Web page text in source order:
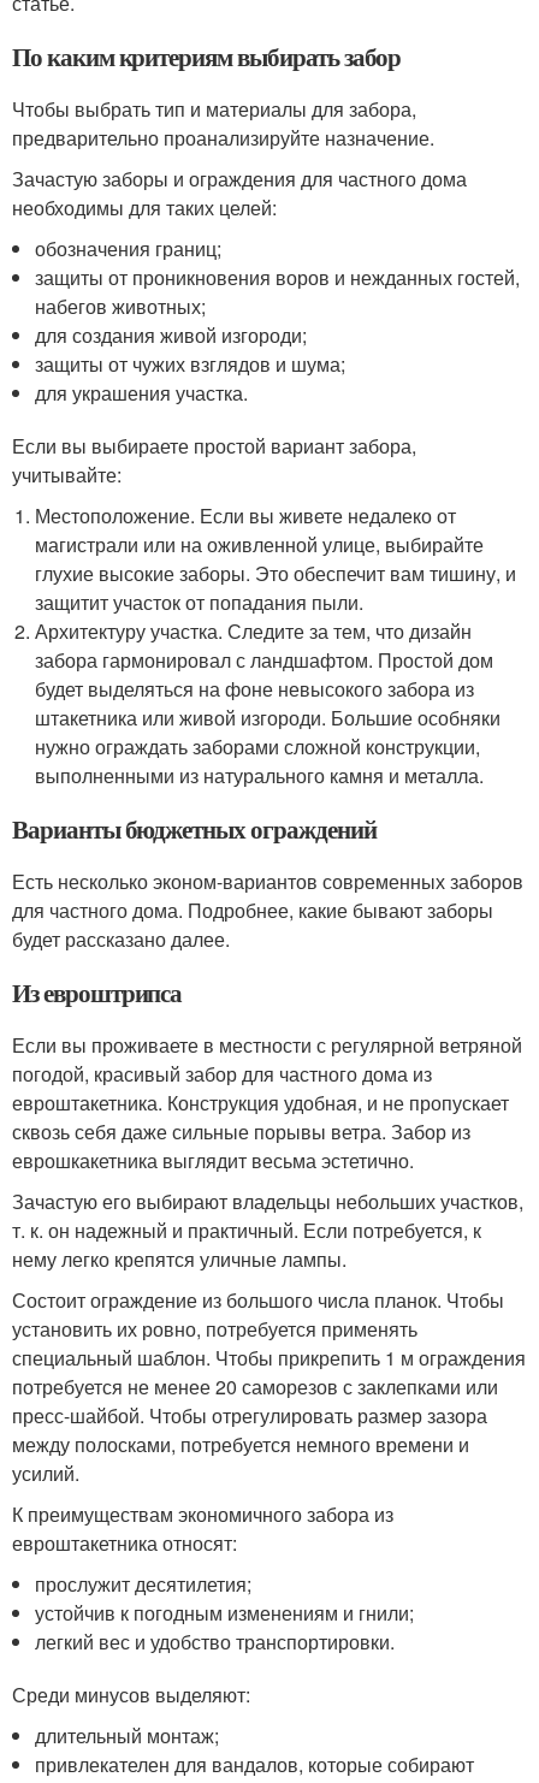
По каким критериям выбирать забор
Чтобы выбрать тип и материалы для забора,
предварительно проанализируйте назначение.
Зачастую заборы и ограждения для частного дома
необходимы для таких целей:
обозначения границ;
защиты от проникновения воров и нежданных гостей,
набегов животных;
для создания живой изгороди;
защиты от чужих взглядов и шума;
для украшения участка.
Если вы выбираете простой вариант забора,
учитывайте:
Местоположение. Если вы живете недалеко от
магистрали или на оживленной улице, выбирайте
глухие высокие заборы. Это обеспечит вам тишину, и
защитит участок от попадания пыли.
Архитектуру участка. Следите за тем, что дизайн
забора гармонировал с ландшафтом. Простой дом
будет выделяться на фоне невысокого забора из
штакетника или живой изгороди. Большие особняки
нужно ограждать заборами сложной конструкции,
выполненными из натурального камня и металла.
Варианты бюджетных ограждений
Есть несколько эконом-вариантов современных заборов
для частного дома. Подробнее, какие бывают заборы
будет рассказано далее.
Из евроштрипса
Если вы проживаете в местности с регулярной ветряной
погодой, красивый забор для частного дома из
евроштакетника. Конструкция удобная, и не пропускает
сквозь себя даже сильные порывы ветра. Забор из
еврошкакетника выглядит весьма эстетично.
Зачастую его выбирают владельцы небольших участков,
т. к. он надежный и практичный. Если потребуется, к
нему легко крепятся уличные лампы.
Состоит ограждение из большого числа планок. Чтобы
установить их ровно, потребуется применять
специальный шаблон. Чтобы прикрепить 1 м ограждения
потребуется не менее 20 саморезов с заклепками или
пресс-шайбой. Чтобы отрегулировать размер зазора
между полосками, потребуется немного времени и
усилий.
К преимуществам экономичного забора из
евроштакетника относят:
прослужит десятилетия;
устойчив к погодным изменениям и гнили;
легкий вес и удобство транспортировки.
Среди минусов выделяют:
длительный монтаж;
привлекателен для вандалов, которые собирают